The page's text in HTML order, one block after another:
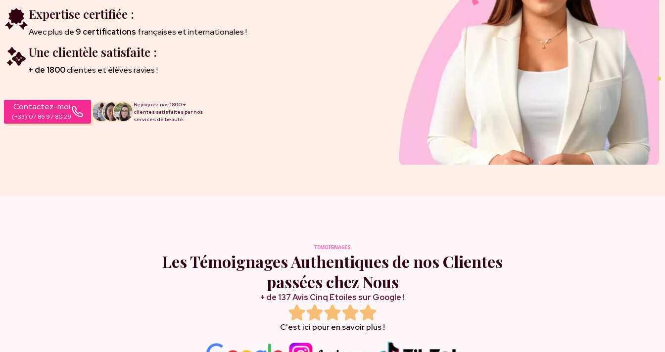
Expertise certifiée :
Avec plus de 9 certifications françaises et internationales !
Une clientèle satisfaite :
+ de 1800clientes et élèves ravies !
Contactez-moi
(+33) 07 86 97 80 29
Rejoignez nos 1800 +
clientes satisfaites par nos
services de beauté.
TEMOIGNAGES
Les Témoignages Authentiques de nos Clientes
passées chez Nous
+ de 137 Avis Cinq Etoiles sur Google !
C'est ici pour en savoir plus !